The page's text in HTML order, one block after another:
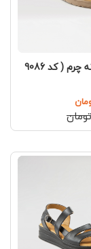
صندل زنانه چرم ( کد 9086